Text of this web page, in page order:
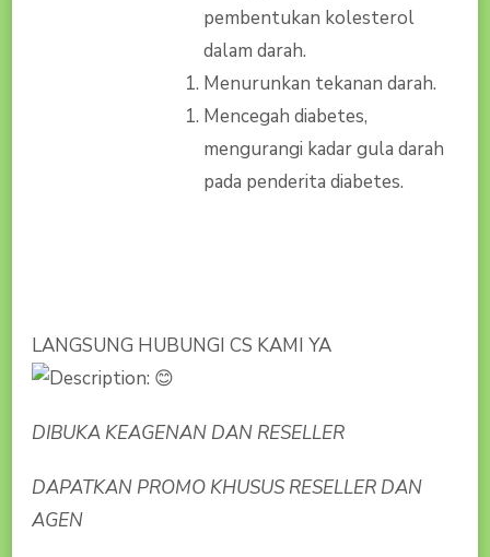
pembentukan kolesterol
dalam darah.
Menurunkan tekanan darah.
Mencegah diabetes,
mengurangi kadar gula darah
pada penderita diabetes.
LANGSUNG HUBUNGI CS KAMI YA
DIBUKA KEAGENAN DAN RESELLER
DAPATKAN PROMO KHUSUS RESELLER DAN
AGEN